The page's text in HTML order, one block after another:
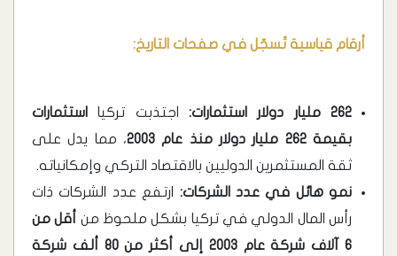
أرقام قياسية تُسجّل في صفحات التاريخ:
262 مليار دولار استثمارات: اجتذبت تركيا
استثمارات
بقيمة 262 مليار دولار منذ عام 2003
، مما يدل على
ثقة المستثمرين الدوليين بالاقتصاد التركي وإمكانياته.
نمو هائل في عدد الشركات: ارتفع عدد الشركات ذات
رأس المال الدولي في تركيا بشكل ملحوظ من
أقل من
6 آلاف شركة عام 2003 إلى أكثر من 80 ألف شركة